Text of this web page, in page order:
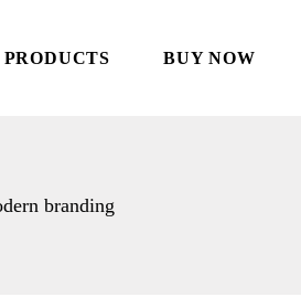
BUY NOW
branding